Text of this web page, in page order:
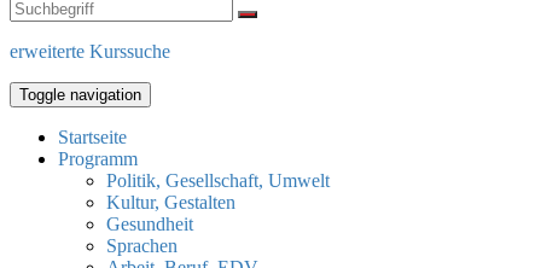
erweiterte Kurssuche
Toggle navigation
Startseite
Programm
Politik, Gesellschaft, Umwelt
Kultur, Gestalten
Gesundheit
Sprachen